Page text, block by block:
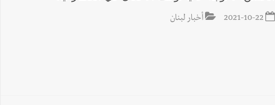
2021-10-22 أخبار لبنان